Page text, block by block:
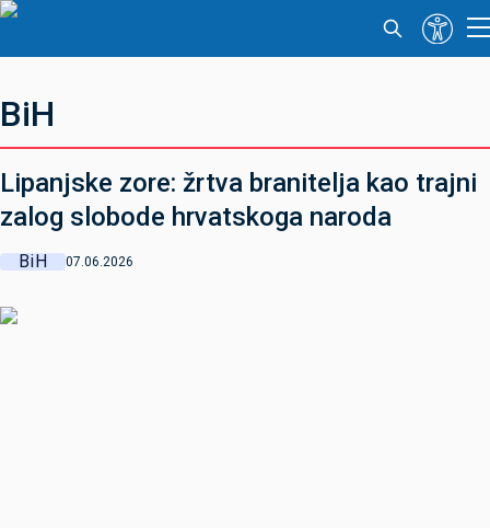
BiH
Lipanjske zore: žrtva branitelja kao trajni
zalog slobode hrvatskoga naroda
BiH 07.06.2026